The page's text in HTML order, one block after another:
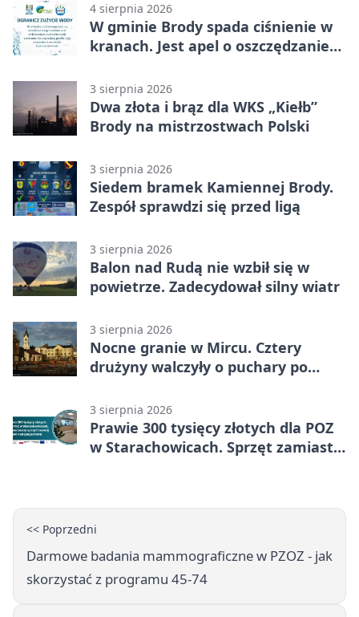
4 sierpnia 2026
W gminie Brody spada ciśnienie w
kranach. Jest apel o oszczędzanie
3 sierpnia 2026
Dwa złota i brąz dla WKS „Kiełb”
Brody na mistrzostwach Polski
3 sierpnia 2026
Siedem bramek Kamiennej Brody.
Zespół sprawdzi się przed ligą
3 sierpnia 2026
Balon nad Rudą nie wzbił się w
powietrze. Zadecydował silny wiatr
3 sierpnia 2026
Nocne granie w Mircu. Cztery
drużyny walczyły o puchary po
3 sierpnia 2026
Prawie 300 tysięcy złotych dla POZ
w Starachowicach. Sprzęt zamiast
<< Poprzedni
Darmowe badania mammograficzne w PZOZ - jak
skorzystać z programu 45-74